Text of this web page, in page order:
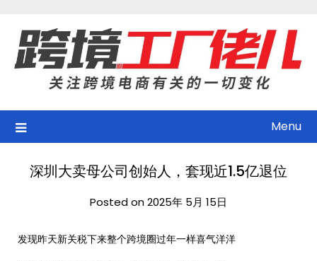
content
Menu
深圳大卖母公司创始人，套现近1.5亿退位
Posted on 2025年 5月 15日
发现昨天新关税下来整个跨境圈过年一样喜气洋洋